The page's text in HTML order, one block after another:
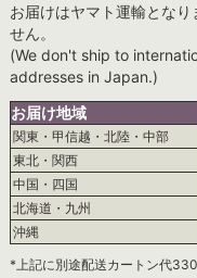
お届けはヤマト運輸とな
せん。
(We don't ship to
addresses in Japan.)
お届け地域
関東・甲信越・北陸・中部
東北・関西
中国・四国
北海道・九州
沖縄
*上記に別途配送カートン代330